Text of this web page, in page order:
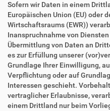
Sofern wir Daten in einem
Europäischen Union (EU) oder
Wirtschaftsraums (EWR))
Inanspruchnahme von
Übermittlung von Daten an
es zur Erfüllung unserer
Grundlage Ihrer Einwilligung,
Verpflichtung oder auf
Interessen geschieht.
vertraglicher Erlaubnisse,
einem Drittland nur beim